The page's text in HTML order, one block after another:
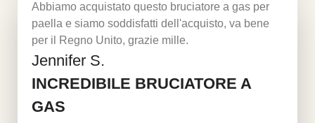
Abbiamo acquistato questo bruciatore a gas per
paella e siamo soddisfatti dell'acquisto, va bene
per il Regno Unito, grazie mille.
Jennifer S.
INCREDIBILE BRUCIATORE A
GAS